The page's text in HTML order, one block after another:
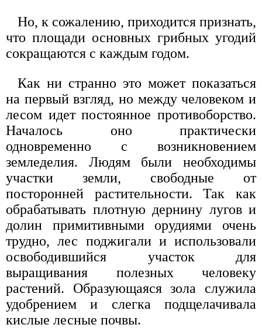
Но, к сожалению, приходится признать,
что площади основных грибных угодий
сокращаются с каждым годом.
Как ни странно это может показаться
на первый взгляд, но между человеком и
лесом идет постоянное противоборство.
Началось оно практически
одновременно с возникновением
земледелия. Людям были необходимы
участки земли, свободные от
посторонней растительности. Так как
обрабатывать плотную дернину лугов и
долин примитивными орудиями очень
трудно, лес поджигали и использовали
освободившийся участок для
выращивания полезных человеку
растений. Образующаяся зола служила
удобрением и слегка подщелачивала
кислые лесные почвы.